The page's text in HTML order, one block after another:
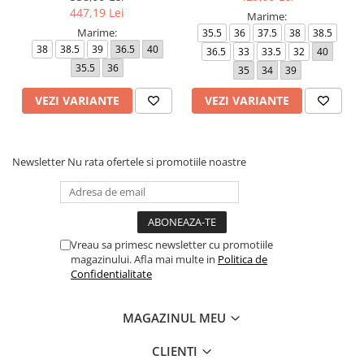
447,19 Lei
Marime:
38 38.5 39 36.5
40
35.5
36
VEZI VARIANTE
Marime:
35.5 36 37.5 38
38.5
36.5
33 33.5 32
40
35
34 39
VEZI VARIANTE
Newsletter Nu rata ofertele si promotiile noastre
Vreau sa primesc newsletter cu promotiile
magazinului. Afla mai multe in Politica de
Confidentialitate
MAGAZINUL MEU
CLIENTI